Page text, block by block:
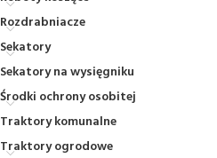
Rozdrabniacze
Sekatory
Sekatory na wysięgniku
Środki ochrony osobitej
Traktory komunalne
Traktory ogrodowe